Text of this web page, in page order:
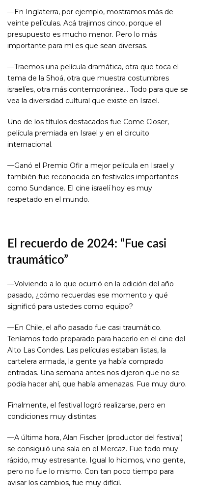
—En Inglaterra, por ejemplo, mostramos más de
veinte películas. Acá trajimos cinco, porque el
presupuesto es mucho menor. Pero lo más
importante para mí es que sean diversas.
—Traemos una película dramática, otra que toca el
tema de la Shoá, otra que muestra costumbres
israelíes, otra más contemporánea… Todo para que se
vea la diversidad cultural que existe en Israel.
Uno de los títulos destacados fue Come Closer,
película premiada en Israel y en el circuito
internacional.
—Ganó el Premio Ofir a mejor película en Israel y
también fue reconocida en festivales importantes
como Sundance. El cine israelí hoy es muy
respetado en el mundo.
El recuerdo de 2024: “Fue casi
traumático”
—Volviendo a lo que ocurrió en la edición del año
pasado, ¿cómo recuerdas ese momento y qué
significó para ustedes como equipo?
—En Chile, el año pasado fue casi traumático.
Teníamos todo preparado para hacerlo en el cine del
Alto Las Condes. Las películas estaban listas, la
cartelera armada, la gente ya había comprado
entradas. Una semana antes nos dijeron que no se
podía hacer ahí, que había amenazas. Fue muy duro.
Finalmente, el festival logró realizarse, pero en
condiciones muy distintas.
—A última hora, Alan Fischer (productor del festival)
se consiguió una sala en el Mercaz. Fue todo muy
rápido, muy estresante. Igual lo hicimos, vino gente,
pero no fue lo mismo. Con tan poco tiempo para
avisar los cambios, fue muy difícil.